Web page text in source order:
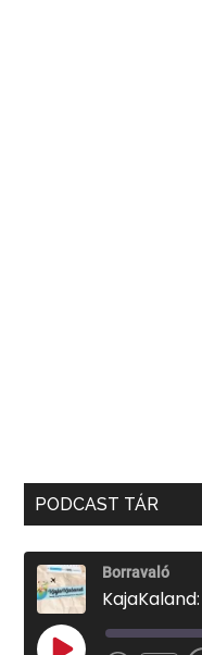
PODCAST TÁR
Borravaló